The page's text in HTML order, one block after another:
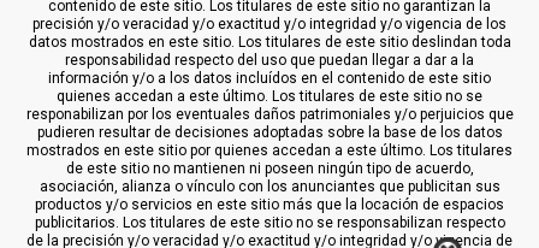
contenido de este sitio. Los titulares de este sitio no garantizan la
precisión y/o veracidad y/o exactitud y/o integridad y/o vigencia de los
datos mostrados en este sitio. Los titulares de este sitio deslindan toda
responsabilidad respecto del uso que puedan llegar a dar a la
información y/o a los datos incluídos en el contenido de este sitio
quienes accedan a este último. Los titulares de este sitio no se
responabilizan por los eventuales daños patrimoniales y/o perjuicios que
pudieren resultar de decisiones adoptadas sobre la base de los datos
mostrados en este sitio por quienes accedan a este último. Los titulares
de este sitio no mantienen ni poseen ningún tipo de acuerdo,
asociación, alianza o vínculo con los anunciantes que publicitan sus
productos y/o servicios en este sitio más que la locación de espacios
publicitarios. Los titulares de este sitio no se responsabilizan respecto
de la precisión y/o veracidad y/o exactitud y/o integridad y/o vigencia de